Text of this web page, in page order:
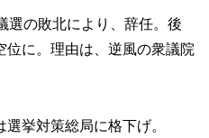
の敗北により、辞任。後
に。理由は、逆風の衆議院
挙対策総局に格下げ。